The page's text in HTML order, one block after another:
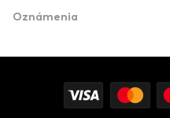
Oznámenia